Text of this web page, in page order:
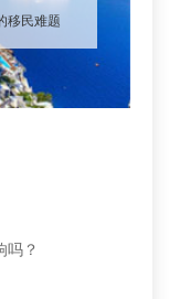
移民难题
吗？